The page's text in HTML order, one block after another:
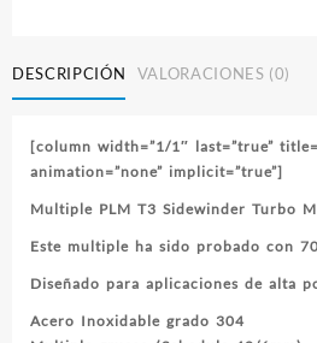
DESCRIPCIÓN VALORACIONES (0)
[column width=”1/1″ last=”true”
animation=”none” implicit=”true”]
Multiple PLM T3 Sidewinder Turbo
Este multiple ha sido probado con
Diseñado para aplicaciones de alta
Acero Inoxidable grado 304